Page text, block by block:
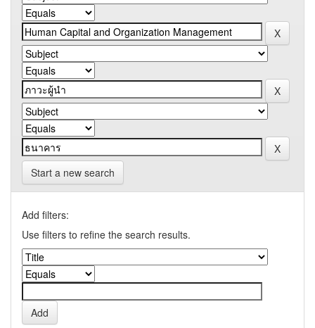
Start a new search
Add filters:
Use filters to refine the search results.